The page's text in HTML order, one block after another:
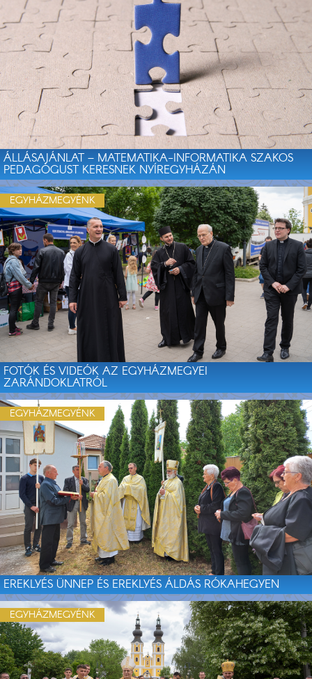
ÁLLÁSAJÁNLAT – MATEMATIKA-INFORMATIKA SZAKOS
PEDAGÓGUST KERESNEK NYÍREGYHÁZÁN
FOTÓK ÉS VIDEÓK AZ EGYHÁZMEGYEI
ZARÁNDOKLATRÓL
EGYHÁZMEGYÉNK
EREKLYÉS ÜNNEP ÉS EREKLYÉS ÁLDÁS RÓKAHEGYEN
EGYHÁZMEGYÉNK
EGYHÁZMEGYÉNK